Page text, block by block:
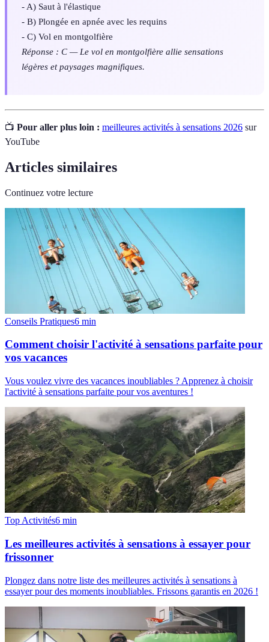
- A) Saut à l'élastique
- B) Plongée en apnée avec les requins
- C) Vol en montgolfière
Réponse : C — Le vol en montgolfière allie sensations
légères et paysages magnifiques.
📺 Pour aller plus loin : meilleures activités à sensations 2026 sur
YouTube
Articles similaires
Continuez votre lecture
Conseils Pratiques6 min
Comment choisir l'activité à sensations parfaite pour
vos vacances
Vous voulez vivre des vacances inoubliables ? Apprenez à choisir
l'activité à sensations parfaite pour vos aventures !
Top Activités6 min
Les meilleures activités à sensations à essayer pour
frissonner
Plongez dans notre liste des meilleures activités à sensations à
essayer pour des moments inoubliables. Frissons garantis en 2026 !